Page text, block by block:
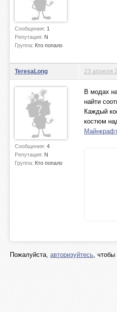
Сообщения: 1
Репутация: N
Группа: Кто попало
TeresaLong
Сообщения: 4
Репутация: N
Группа: Кто попало
23 апреля
В модах
найти
Каждый
костюм
Пожалуйста, авторизуйтесь, чтобы